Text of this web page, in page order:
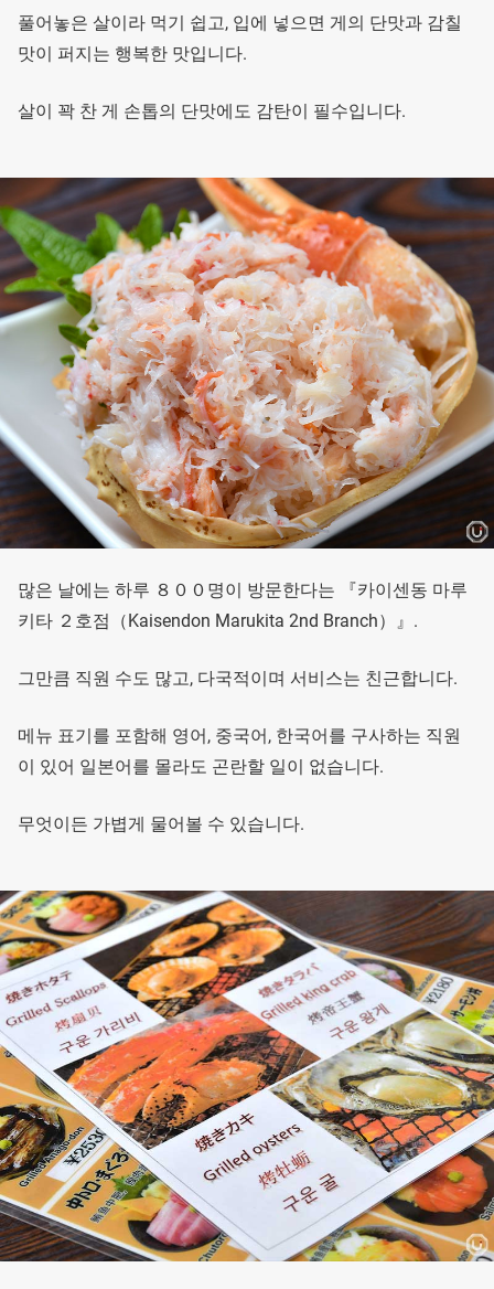
풀어놓은 살이라 먹기 쉽고, 입에 넣으면 게의 단맛과 감칠
맛이 퍼지는 행복한 맛입니다.
살이 꽉 찬 게 손톱의 단맛에도 감탄이 필수입니다.
많은 날에는 하루 ８００명이 방문한다는 『카이센동 마루
키타 ２호점（Kaisendon Marukita 2nd Branch）』.
그만큼 직원 수도 많고, 다국적이며 서비스는 친근합니다.
메뉴 표기를 포함해 영어, 중국어, 한국어를 구사하는 직원
이 있어 일본어를 몰라도 곤란할 일이 없습니다.
무엇이든 가볍게 물어볼 수 있습니다.